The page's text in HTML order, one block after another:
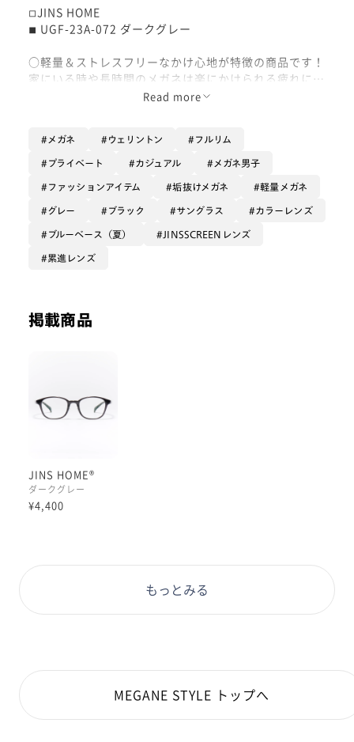
◽︎JINS HOME
◾︎ UGF-23A-072 ダークグレー
○軽量＆ストレスフリーなかけ心地が特徴の商品です！
家にいる時や長時間のメガネは楽にかけられる疲れにく
いフレームがオススメです✨️
くい、跡が付きにくいなど、様々な悩みを解決し、快適
にかけられます！
Read more
メガネ ウェリントン フルリム
プライベート カジュアル メガネ男子
ファッションアイテム 垢抜けメガネ 軽量メガネ
グレー ブラック サングラス カラーレンズ
ブルーベース（夏） JINSSCREENレンズ
累進レンズ
掲載商品
JINS HOME®
ダークグレー
¥4,400
もっとみる
MEGANE STYLE トップへ